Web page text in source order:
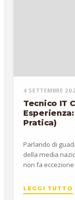
4 SETTEMBRE
Tecnico IT
Pratica)
Parlando di
della media
non fa eccezione
LEGGI TUTTO